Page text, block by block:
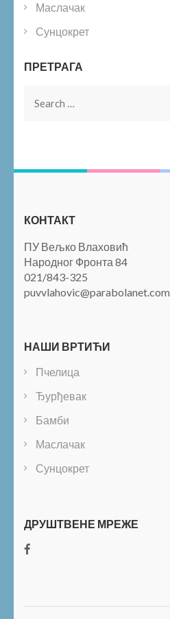
Маслачак
Сунцокрет
ПРЕТРАГА
Search
КОНТАКТ
ПУ Вељко Влаховић
Народног Фронта 84
021/843-325
puvvlahovic@parabolanet.com
НАШИ ВРТИЋИ
Пчелица
Ђурђевак
Бамби
Маслачак
Сунцокрет
ДРУШТВЕНЕ МРЕЖЕ